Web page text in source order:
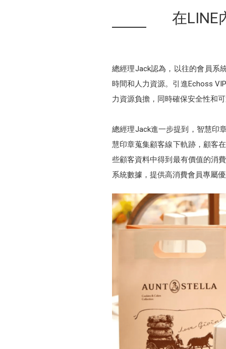
在LINE
總經理Jack認為，以往的會員系
時間和人力資源。引進Echoss
力資源負擔，同時確保安全性和
總經理Jack進一步提到，智慧印
慧印章蒐集顧客線下軌跡，顧客
些顧客資料中得到最有價值的消
系統數據，提供高消費會員專屬